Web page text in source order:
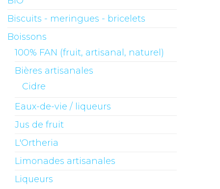
Biscuits - meringues - bricelets
Boissons
100% FAN (fruit, artisanal, naturel)
Bières artisanales
Cidre
Eaux-de-vie / liqueurs
Jus de fruit
L'Ortheria
Limonades artisanales
Liqueurs